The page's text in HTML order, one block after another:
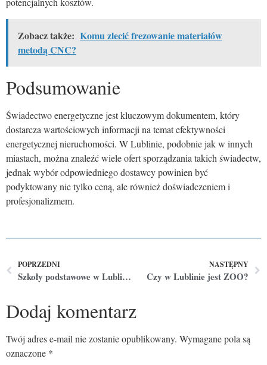
Zobacz także: Komu zlecić frezowanie materiałów
metodą CNC?
Podsumowanie
Świadectwo energetyczne jest kluczowym dokumentem, który
dostarcza wartościowych informacji na temat efektywności
energetycznej nieruchomości. W Lublinie, podobnie jak w innych
miastach, można znaleźć wiele ofert sporządzania takich świadectw,
jednak wybór odpowiedniego dostawcy powinien być
podyktowany nie tylko ceną, ale również doświadczeniem i
profesjonalizmem.
POPRZEDNI
Szkoły podstawowe w Lublinie – ranking na podstawie opinii Google
NASTĘPNY
Czy w Lublinie jest ZOO?
Dodaj komentarz
Twój adres e-mail nie zostanie opublikowany. Wymagane pola są
oznaczone *